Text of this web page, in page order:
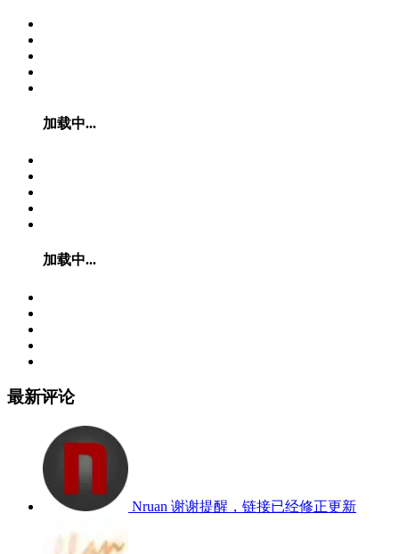
加载中...
加载中...
最新评论
Nruan 谢谢提醒，链接已经修正更新